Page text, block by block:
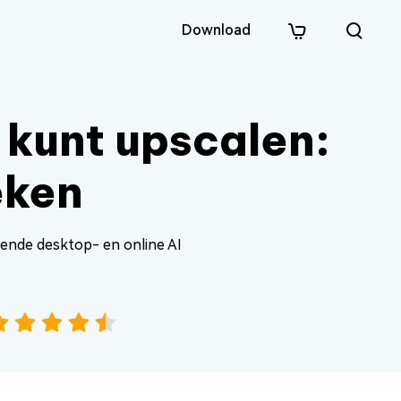
Download
upscalen:
desktop- en online AI